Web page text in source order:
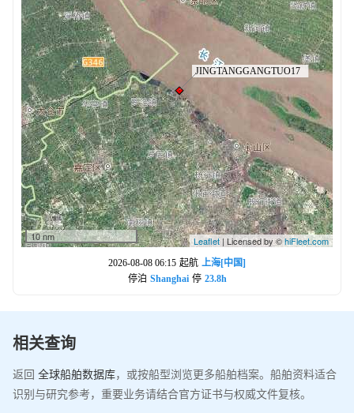
10 nm Leaflet | Licensed by ©hiFleet.com
2026-08-08 06:15 起航 上海[中国]
停泊 Shanghai 停 23.8h
相关查询
返回 全球船舶数据库，或按船型浏览更多船舶档案。船舶资料适合
识别与研究参考，重要业务请结合官方证书与权威文件复核。